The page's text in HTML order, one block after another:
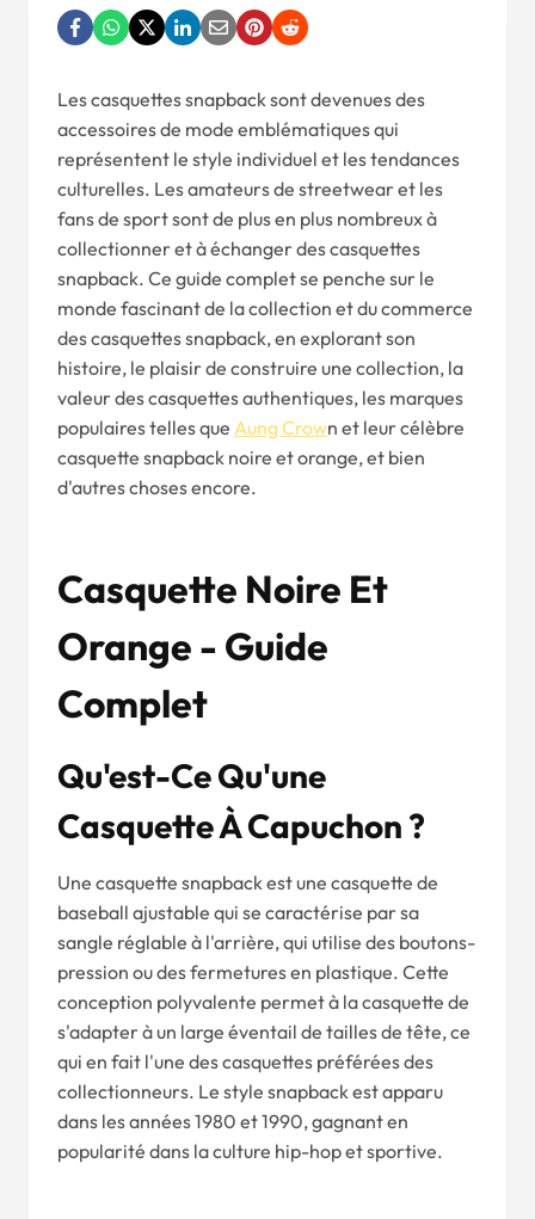
Les casquettes snapback sont devenues des
accessoires de mode emblématiques qui
représentent le style individuel et les tendances
culturelles. Les amateurs de streetwear et les
fans de sport sont de plus en plus nombreux à
collectionner et à échanger des casquettes
snapback. Ce guide complet se penche sur le
monde fascinant de la collection et du commerce
des casquettes snapback, en explorant son
histoire, le plaisir de construire une collection, la
valeur des casquettes authentiques, les marques
populaires telles que Aung Crown et leur célèbre
casquette snapback noire et orange, et bien
d'autres choses encore.
Casquette Noire Et
Orange - Guide
Complet
Qu'est-Ce Qu'une
Casquette À Capuchon ?
Une casquette snapback est une casquette de
baseball ajustable qui se caractérise par sa
sangle réglable à l'arrière, qui utilise des boutons-
pression ou des fermetures en plastique. Cette
conception polyvalente permet à la casquette de
s'adapter à un large éventail de tailles de tête, ce
qui en fait l'une des casquettes préférées des
collectionneurs. Le style snapback est apparu
dans les années 1980 et 1990, gagnant en
popularité dans la culture hip-hop et sportive.